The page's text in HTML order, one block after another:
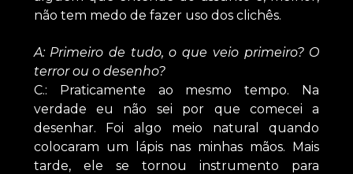
não tem medo de fazer uso dos clichês.
A: Primeiro de tudo, o que veio primeiro? O
terror ou o desenho?
C.: Praticamente ao mesmo tempo. Na
verdade eu não sei por que comecei a
desenhar. Foi algo meio natural quando
colocaram um lápis nas minhas mãos. Mais
tarde, ele se tornou instrumento para